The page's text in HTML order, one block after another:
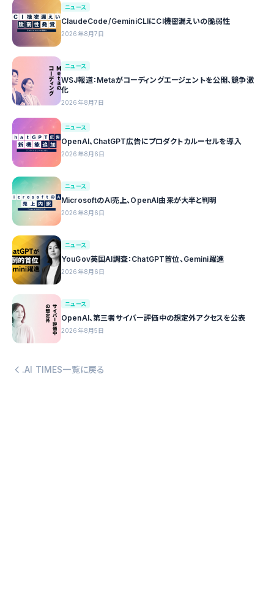
ニュース
ClaudeCode/GeminiCLIにCI機密漏えいの脆弱性
2026年8月7日
ニュース
WSJ報道：Metaがコーディングエージェントを公開、競争激
化
2026年8月7日
ニュース
OpenAI、ChatGPT広告にプロダクトカルーセルを導入
2026年8月6日
ニュース
MicrosoftのAI売上、OpenAI由来が大半と判明
2026年8月6日
ニュース
YouGov英国AI調査：ChatGPT首位、Gemini躍進
2026年8月6日
ニュース
OpenAI、第三者サイバー評価中の想定外アクセスを公表
2026年8月5日
.AI TIMES一覧に戻る